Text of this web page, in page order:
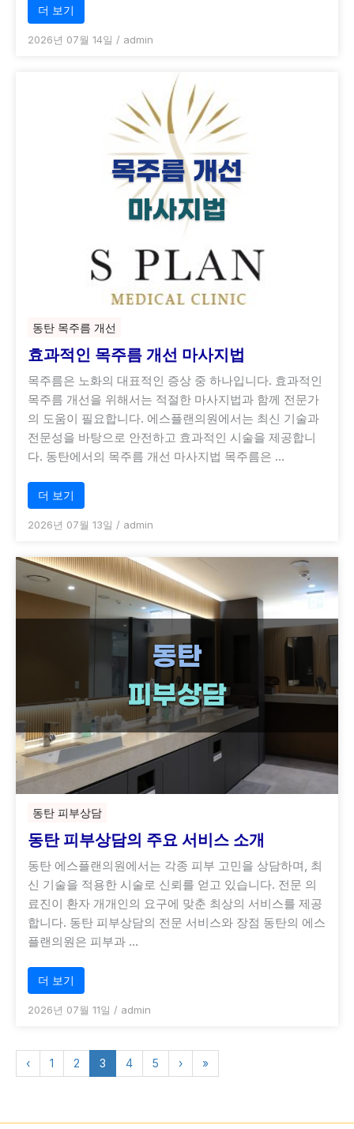
더 보기
2026년 07월 14일 / admin
동탄 목주름 개선
효과적인 목주름 개선 마사지법
목주름은 노화의 대표적인 증상 중 하나입니다. 효과적인
목주름 개선을 위해서는 적절한 마사지법과 함께 전문가
의 도움이 필요합니다. 에스플랜의원에서는 최신 기술과
전문성을 바탕으로 안전하고 효과적인 시술을 제공합니
다. 동탄에서의 목주름 개선 마사지법 목주름은 …
더 보기
2026년 07월 13일 / admin
동탄 피부상담
동탄 피부상담의 주요 서비스 소개
동탄 에스플랜의원에서는 각종 피부 고민을 상담하며, 최
신 기술을 적용한 시술로 신뢰를 얻고 있습니다. 전문 의
료진이 환자 개개인의 요구에 맞춘 최상의 서비스를 제공
합니다. 동탄 피부상담의 전문 서비스와 장점 동탄의 에스
플랜의원은 피부과 …
더 보기
2026년 07월 11일 / admin
‹ 1 2 3 4 5 › »